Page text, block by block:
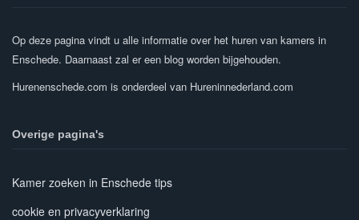
Op deze pagina vindt u alle informatie over het huren van kamers in
Enschede. Daarnaast zal er een blog worden bijgehouden.
Hurenenschede.com is onderdeel van Hureninnederland.com
Overige pagina's
Kamer zoeken in Enschede tips
cookie en privacyverklaring